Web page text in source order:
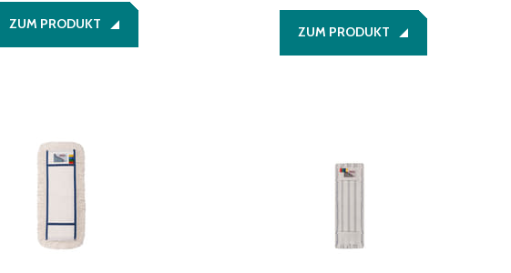
ZUM PRODUKT ZUM PRODUKT